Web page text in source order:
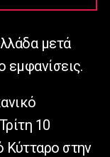
μετά
εμφανίσεις.
10
Κύτταρο στην